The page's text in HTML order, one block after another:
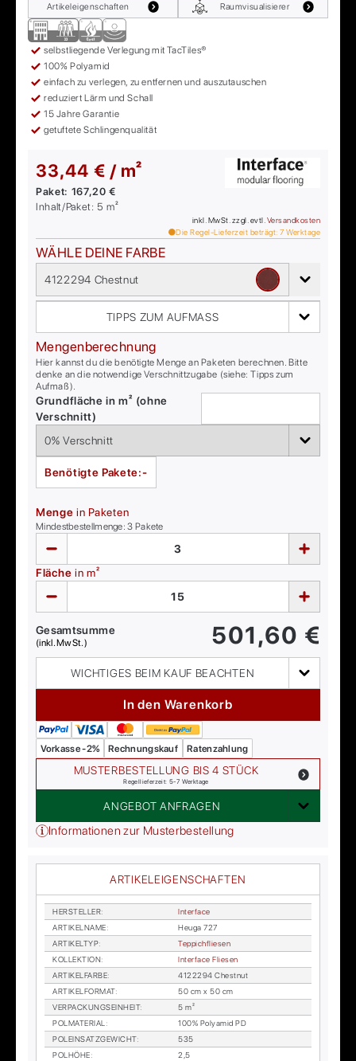
Artikeleigenschaften Raumvisualisierer
selbstliegende Verlegung mit TacTiles®
100% Polyamid
einfach zu verlegen, zu entfernen und auszutauschen
reduziert Lärm und Schall
15 Jahre Garantie
getuftete Schlingenqualität
33,44 € / m²
Paket: 167,20 €
Inhalt/Paket: 5 m²
inkl. MwSt. zzgl. evtl. Versandkosten
Die Regel-Lieferzeit beträgt: 7 Werktage
WÄHLE DEINE FARBE
4122294 Chestnut
TIPPS ZUM AUFMASS
Mengenberechnung
Hier kannst du die benötigte Menge an Paketen berechnen. Bitte
denke an die notwendige Verschnittzugabe (siehe: Tipps zum
Aufmaß).
Grundfläche in m² (ohne
Verschnitt)
Benötigte Pakete:-
Menge in Paketen
Mindestbestellmenge:3 Pakete
Fläche in m²
Gesamtsumme
(inkl. MwSt.) 501,60 €
WICHTIGES BEIM KAUF BEACHTEN
In den Warenkorb
Vorkasse -2% Rechnungskauf Ratenzahlung
MUSTERBESTELLUNG BIS 4 STÜCK
Regellieferzeit: 5-7 Werktage
ANGEBOT ANFRAGEN
Informationen zur Musterbestellung
ARTIKELEIGENSCHAFTEN
HER­STEL­LER:
In­ter­face
AR­TI­KEL­NA­ME:
Heu­ga 727
AR­TI­KEL­TYP:
Tep­pich­flie­sen
KOL­LEK­TI­ON:
In­ter­face Flie­sen
AR­TI­KEL­FAR­BE:
4122294 Ches­t­nut
AR­TI­KEL­FOR­MAT:
50 cm x 50 cm
VER­PA­CKUNGS­EIN­HEIT:
5 m²
POL­MA­TE­RI­AL:
100% Po­ly­amid PD
POL­EIN­SATZ­GE­WICHT:
535
POL­HÖ­HE:
2,5